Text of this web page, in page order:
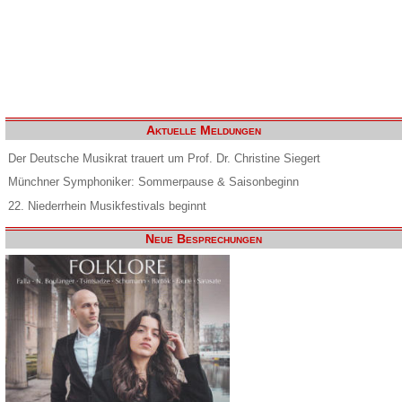
Aktuelle Meldungen
Der Deutsche Musikrat trauert um Prof. Dr. Christine Siegert
Münchner Symphoniker: Sommerpause & Saisonbeginn
22. Niederrhein Musikfestivals beginnt
Neue Besprechungen